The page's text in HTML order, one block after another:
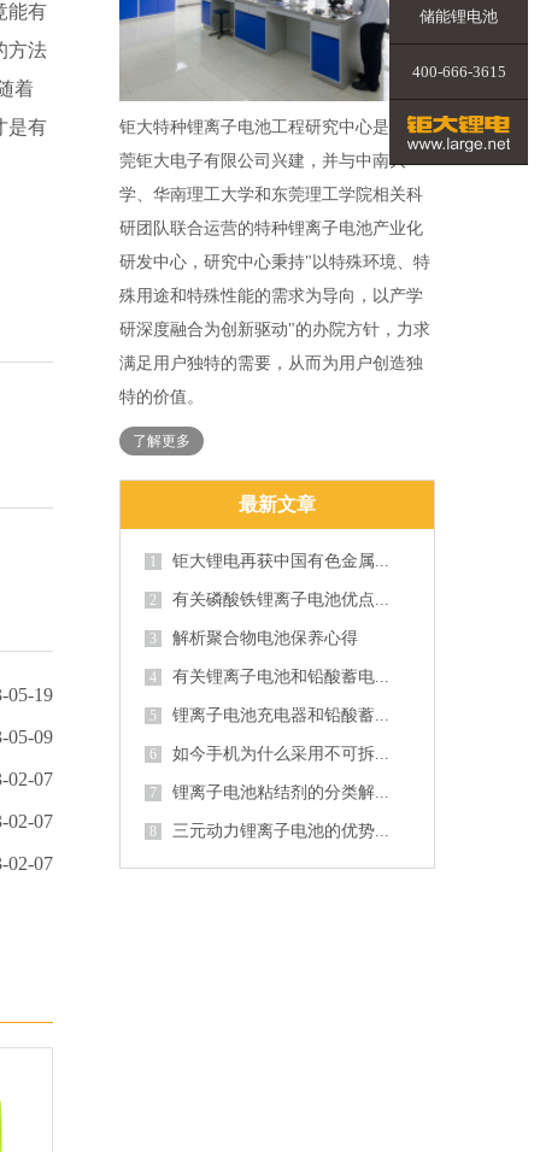
能有
方法
着
是有
05-19
05-09
02-07
02-07
02-07
钜大特种锂离子电池工程研究中心是由东
莞钜大电子有限公司兴建，并与中南大
学、华南理工大学和东莞理工学院相关科
研团队联合运营的特种锂离子电池产业化
研发中心，研究中心秉持"以特殊环境、特
殊用途和特殊性能的需求为导向，以产学
研深度融合为创新驱动"的办院方针，力求
满足用户独特的需要，从而为用户创造独
特的价值。
了解更多
最新文章
1 钜大锂电再获中国有色金属...
2 有关磷酸铁锂离子电池优点...
3 解析聚合物电池保养心得
4 有关锂离子电池和铅酸蓄电...
5 锂离子电池充电器和铅酸蓄...
6 如今手机为什么采用不可拆...
7 锂离子电池粘结剂的分类解...
8 三元动力锂离子电池的优势...
储能锂电池
400-666-3615